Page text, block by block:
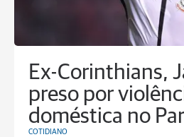
Ex-Corinthians,
preso por
doméstica no
COTIDIANO